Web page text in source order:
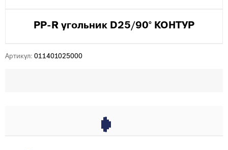
PP-R угольник D25/90° КОНТУР
Артикул: 011401025000